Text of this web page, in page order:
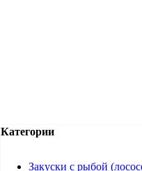
Категории
Закуски с рыбой